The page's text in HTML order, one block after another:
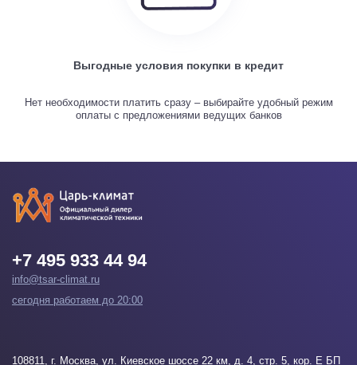
Выгодные условия покупки в кредит
Нет необходимости платить сразу – выбирайте удобный режим
оплаты с предложениями ведущих банков
+7 495 933 44 94
info@tsar-climat.ru
сегодня работаем до 20:00
108811, г. Москва, ул. Киевское шоссе 22 км, д. 4, стр. 5, кор. Е БП